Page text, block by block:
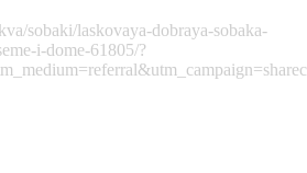
sobaki/laskovaya-dobraya-sobaka-
i-dome-61805/?